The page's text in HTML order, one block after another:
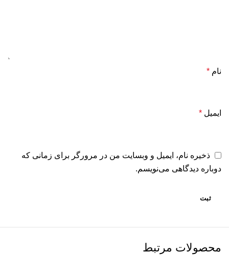
نام *
ایمیل *
ذخیره نام، ایمیل و وبسایت من در مرورگر برای زمانی که
دوباره دیدگاهی می‌نویسم.
محصولات مرتبط